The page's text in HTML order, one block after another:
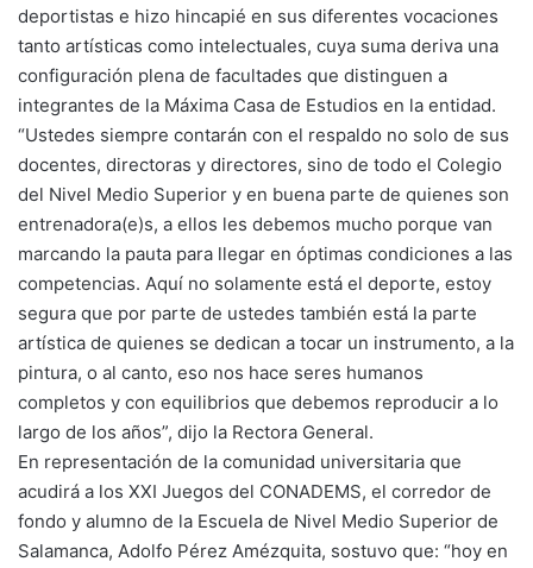
deportistas e hizo hincapié en sus diferentes vocaciones
tanto artísticas como intelectuales, cuya suma deriva una
configuración plena de facultades que distinguen a
integrantes de la Máxima Casa de Estudios en la entidad.
“Ustedes siempre contarán con el respaldo no solo de sus
docentes, directoras y directores, sino de todo el Colegio
del Nivel Medio Superior y en buena parte de quienes son
entrenadora(e)s, a ellos les debemos mucho porque van
marcando la pauta para llegar en óptimas condiciones a las
competencias. Aquí no solamente está el deporte, estoy
segura que por parte de ustedes también está la parte
artística de quienes se dedican a tocar un instrumento, a la
pintura, o al canto, eso nos hace seres humanos
completos y con equilibrios que debemos reproducir a lo
largo de los años”, dijo la Rectora General.
En representación de la comunidad universitaria que
acudirá a los XXI Juegos del CONADEMS, el corredor de
fondo y alumno de la Escuela de Nivel Medio Superior de
Salamanca, Adolfo Pérez Amézquita, sostuvo que: “hoy en